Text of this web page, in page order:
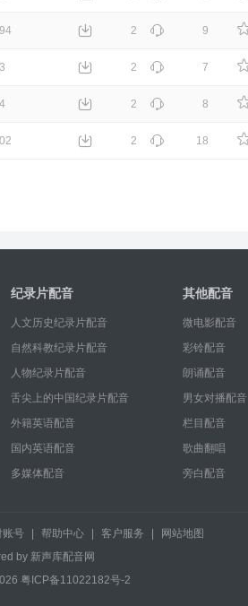
2 9
2 7
2 8
2 18
纪录片配音
人文历史纪录片配音
自然科教纪录片配音
人物纪录片配音
舌尖上的中国纪录片配音
外籍英语配音
国内英语配音
多媒体配音
其他配音
微电影配音
彩铃配音
朗诵配音
男女对播配音
栏目配音
歌曲翻唱
旁白配音
账号 帮助中心 客户服务
网站地图
by 新声库配音网
粤ICP备11022182号-2